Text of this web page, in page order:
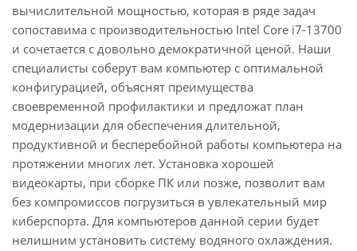
вычислительной мощностью, которая в ряде задач
сопоставима с производительностью Intel Core i7-13700
и сочетается с довольно демократичной ценой. Наши
специалисты соберут вам компьютер с оптимальной
конфигурацией, объяснят преимущества
своевременной профилактики и предложат план
модернизации для обеспечения длительной,
продуктивной и бесперебойной работы компьютера на
протяжении многих лет. Установка хорошей
видеокарты, при сборке ПК или позже, позволит вам
без компромиссов погрузиться в увлекательный мир
киберспорта. Для компьютеров данной серии будет
нелишним установить систему водяного охлаждения.